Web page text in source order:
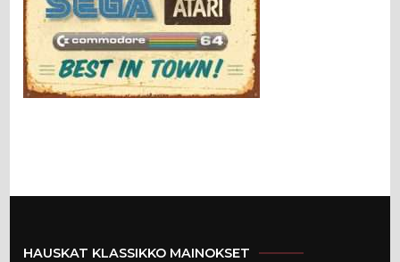
HAUSKAT KLASSIKKO MAINOKSET